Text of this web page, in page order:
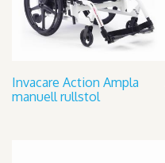
Invacare Action Ampla
manuell rullstol